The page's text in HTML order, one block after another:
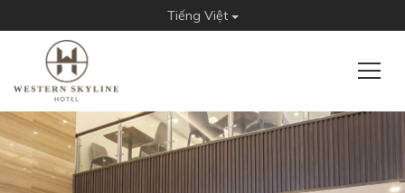
Tiếng Việt